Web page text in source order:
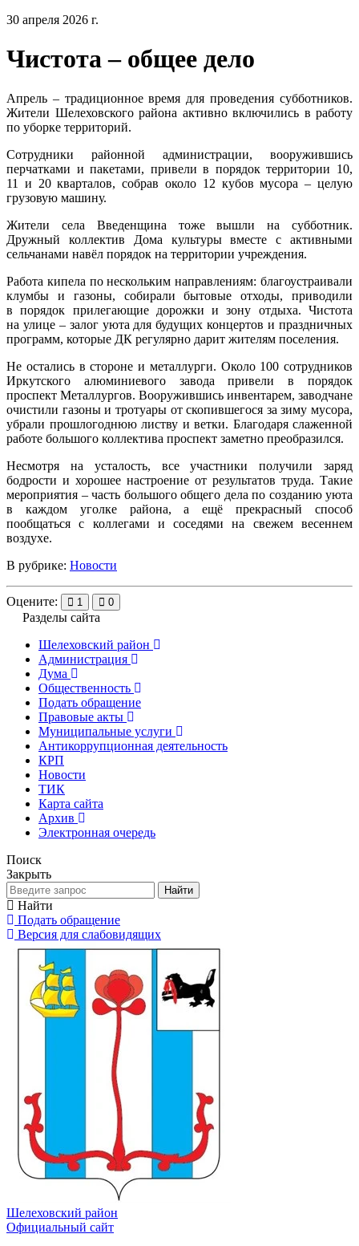
30 апреля 2026 г.
Чистота – общее дело
Апрель – традиционное время для проведения субботников.
Жители Шелеховского района активно включились в работу
по уборке территорий.
Сотрудники районной администрации, вооружившись
перчатками и пакетами, привели в порядок территории 10,
11 и 20 кварталов, собрав около 12 кубов мусора – целую
грузовую машину.
Жители села Введенщина тоже вышли на субботник.
Дружный коллектив Дома культуры вместе с активными
сельчанами навёл порядок на территории учреждения.
Работа кипела по нескольким направлениям: благоустраивали
клумбы и газоны, собирали бытовые отходы, приводили
в порядок прилегающие дорожки и зону отдыха. Чистота
на улице – залог уюта для будущих концертов и праздничных
программ, которые ДК регулярно дарит жителям поселения.
Не остались в стороне и металлурги. Около 100 сотрудников
Иркутского алюминиевого завода привели в порядок
проспект Металлургов. Вооружившись инвентарем, заводчане
очистили газоны и тротуары от скопившегося за зиму мусора,
убрали прошлогоднюю листву и ветки. Благодаря слаженной
работе большого коллектива проспект заметно преобразился.
Несмотря на усталость, все участники получили заряд
бодрости и хорошее настроение от результатов труда. Такие
мероприятия – часть большого общего дела по созданию уюта
в каждом уголке района, а ещё прекрасный способ
пообщаться с коллегами и соседями на свежем весеннем
воздухе.
В рубрике: Новости
Оцените: 1 0
Разделы сайта
Шелеховский район
Администрация
Дума
Общественность
Подать обращение
Правовые акты
Муниципальные услуги
Антикоррупционная деятельность
КРП
Новости
ТИК
Карта сайта
Архив
Электронная очередь
Поиск
Закрыть
Найти
Найти
Подать обращение
Версия для слабовидящих
Шелеховский район
Официальный сайт